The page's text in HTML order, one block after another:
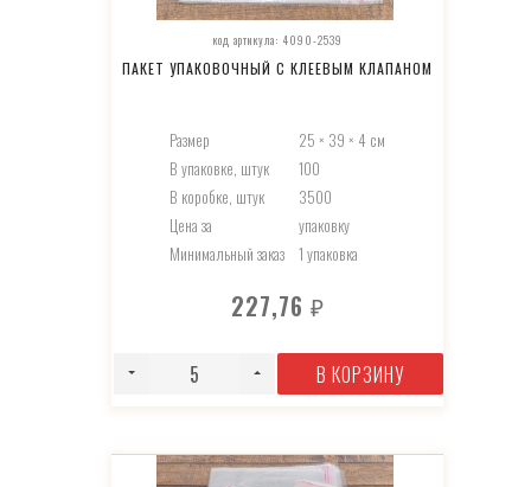
код артикула: 4090-2539
ПАКЕТ УПАКОВОЧНЫЙ С КЛЕЕВЫМ КЛАПАНОМ
Размер
25 × 39 × 4 см
В упаковке, штук
100
В коробке, штук
3500
Цена за
упаковку
Минимальный заказ
1 упаковка
227,76 ₽
В КОРЗИНУ